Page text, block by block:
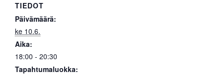
TIEDOT
Päivämäärä:
ke 10.6.
Aika:
18:00 - 20:30
Tapahtumaluokka: